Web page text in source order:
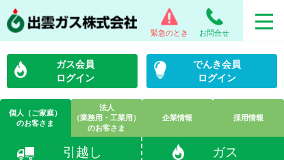
緊急のとき お問合せ
ガス会員
ログイン
でんき会員
ログイン
個人（ご家庭）
のお客さま
法人
（業務用・工業用）
のお客さま
企業情報 採用情報
引越し ガス